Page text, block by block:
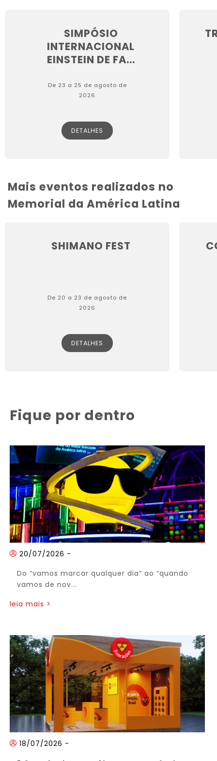
SIMPÓSIO
INTERNACIONAL
EINSTEIN DE FA...
De 23 a 25 de agosto de
2026
DETALHES
Mais eventos realizados no
Memorial da América Latina
SHIMANO FEST
De 20 a 23 de agosto de
2026
DETALHES
Fique por dentro
20/07/2026 -
Do “vamos marcar qualquer dia” ao “quando
vamos de nov...
leia mais >
18/07/2026 -